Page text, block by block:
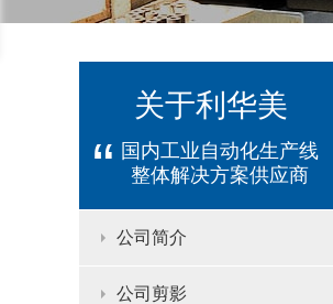
关于利华美
“ 国内工业自动化生产线
整体解决方案供应商
公司简介
公司剪影